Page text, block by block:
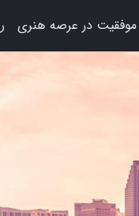
موفقیت در عرصه هنری